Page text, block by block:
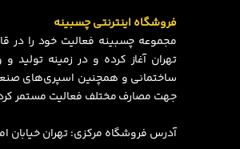
فروشگاه اینترنتی چسبینه
تهران آغاز کرده و در زمینه
ساختمانی و همچنین اسپری‌های
جهت مصارف مختلف فعالیت مستمر
آدرس فروشگاه مرکزی: تهران خیابان